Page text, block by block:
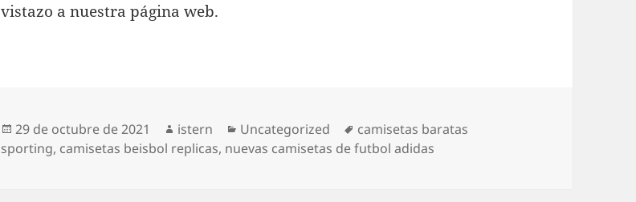
vistazo a nuestra página web.
Publicado
el
29 de octubre de 2021 Autor
istern Categorías
Uncategorized Etiquetas
camisetas baratas
sporting, camisetas beisbol replicas, nuevas camisetas de futbol adidas